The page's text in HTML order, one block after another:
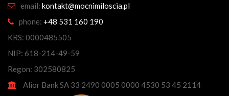
email: kontakt@mocnimiloscia.pl
phone: +48 531 160 190
KRS: 0000485505
NIP: 618-214-49-59
Regon: 302580825
Alior Bank SA 33 2490 0005 0000 4530 53 45 2114